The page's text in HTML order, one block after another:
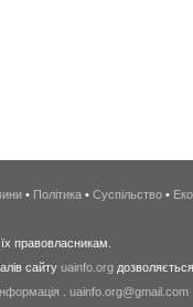
• Політика • Суспільство •
правовласникам.
сайту uainfo.org
uainfo.org@gmail.com